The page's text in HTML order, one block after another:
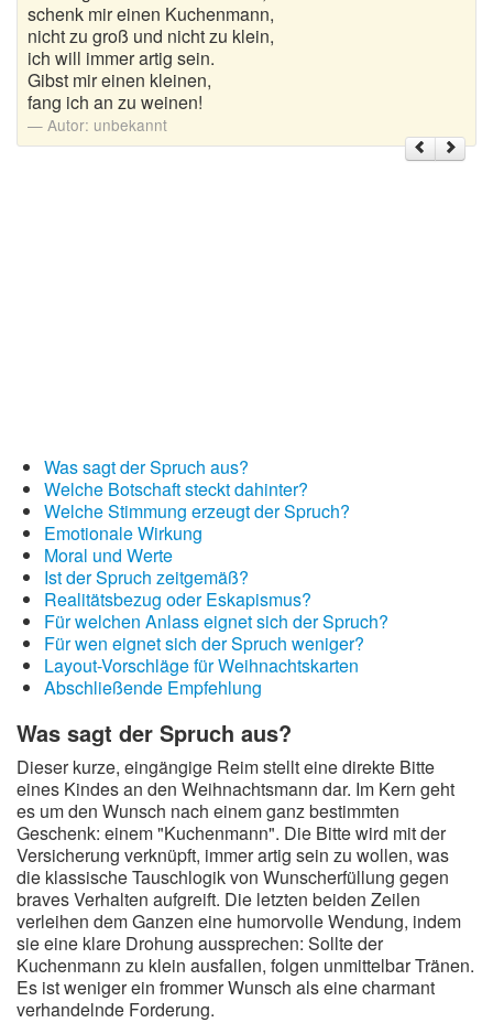
Weihnachtsgrüße
Weihnachtssprüche für Karten
Weihnachtssprüche für Kinder
schenk mir einen Kuchenmann,
nicht zu groß und nicht zu klein,
ich will immer artig sein.
Gibst mir einen kleinen,
fang ich an zu weinen!
Autor: unbekannt
Was sagt der Spruch aus?
Welche Botschaft steckt dahinter?
Welche Stimmung erzeugt der Spruch?
Emotionale Wirkung
Moral und Werte
Ist der Spruch zeitgemäß?
Realitätsbezug oder Eskapismus?
Für welchen Anlass eignet sich der Spruch?
Für wen eignet sich der Spruch weniger?
Layout-Vorschläge für Weihnachtskarten
Abschließende Empfehlung
Was sagt der Spruch aus?
Dieser kurze, eingängige Reim stellt eine direkte Bitte
eines Kindes an den Weihnachtsmann dar. Im Kern geht
es um den Wunsch nach einem ganz bestimmten
Geschenk: einem "Kuchenmann". Die Bitte wird mit der
Versicherung verknüpft, immer artig sein zu wollen, was
die klassische Tauschlogik von Wunscherfüllung gegen
braves Verhalten aufgreift. Die letzten beiden Zeilen
verleihen dem Ganzen eine humorvolle Wendung, indem
sie eine klare Drohung aussprechen: Sollte der
Kuchenmann zu klein ausfallen, folgen unmittelbar Tränen.
Es ist weniger ein frommer Wunsch als eine charmant
verhandelnde Forderung.